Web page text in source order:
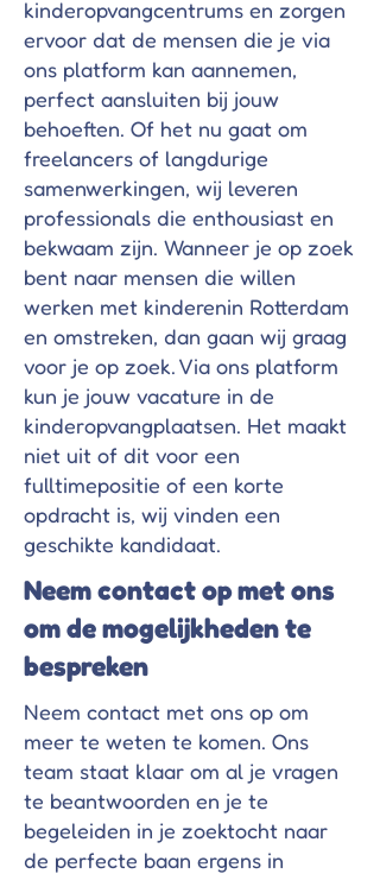
kinderopvangcentrums en zorgen
ervoor dat de mensen die je via
ons platform kan aannemen,
perfect aansluiten bij jouw
behoeften. Of het nu gaat om
freelancers of langdurige
samenwerkingen, wij leveren
professionals die enthousiast en
bekwaam zijn. Wanneer je op zoek
bent naar mensen die willen
werken met kinderenin Rotterdam
en omstreken, dan gaan wij graag
voor je op zoek. Via ons platform
kun je jouw vacature in de
kinderopvangplaatsen. Het maakt
niet uit of dit voor een
fulltimepositie of een korte
opdracht is, wij vinden een
geschikte kandidaat.
Neem contact op met ons
om de mogelijkheden te
bespreken
Neem contact met ons op om
meer te weten te komen. Ons
team staat klaar om al je vragen
te beantwoorden en je te
begeleiden in je zoektocht naar
de perfecte baan ergens in